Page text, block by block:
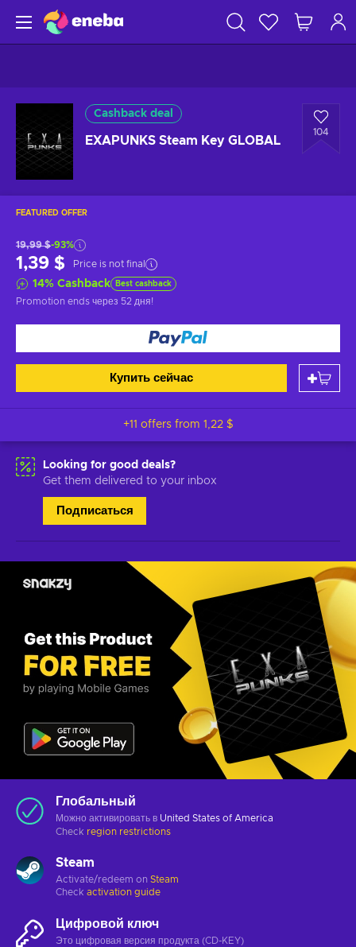
Cashback deal
EXAPUNKS Steam Key GLOBAL
104
FEATURED OFFER
19,99 $-93%
1,39 $ Price is not final
14% Cashback Best cashback
Promotion ends через 52 дня!
Купить сейчас
+11 offers from 1,22 $
Looking for good deals?
Get them delivered to your inbox
Подписаться
Глобальный
Можно активировать в United States of America
Check region restrictions
Steam
Activate/redeem on Steam
Check activation guide
Цифровой ключ
Это цифровая версия продукта (CD-KEY)